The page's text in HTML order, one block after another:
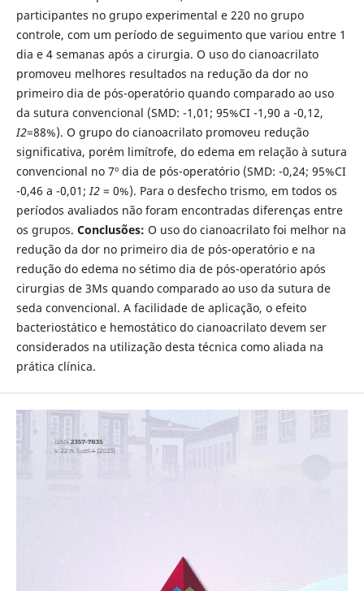
participantes no grupo experimental e 220 no grupo
controle, com um período de seguimento que variou entre 1
dia e 4 semanas após a cirurgia. O uso do cianoacrilato
promoveu melhores resultados na redução da dor no
primeiro dia de pós-operatório quando comparado ao uso
da sutura convencional (SMD: -1,01; 95%CI -1,90 a -0,12,
I2=88%). O grupo do cianoacrilato promoveu redução
significativa, porém limítrofe, do edema em relação à sutura
convencional no 7º dia de pós-operatório (SMD: -0,24; 95%CI
-0,46 a -0,01;I2= 0%). Para o desfecho trismo, em todos os
períodos avaliados não foram encontradas diferenças entre
os grupos. Conclusões: O uso do cianoacrilato foi melhor na
redução da dor no primeiro dia de pós-operatório e na
redução do edema no sétimo dia de pós-operatório após
cirurgias de 3Ms quando comparado ao uso da sutura de
seda convencional. A facilidade de aplicação, o efeito
bacteriostático e hemostático do cianoacrilato devem ser
considerados na utilização desta técnica como aliada na
prática clínica.